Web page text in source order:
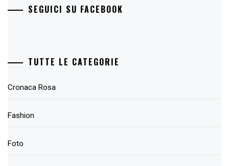
SEGUICI SU FACEBOOK
TUTTE LE CATEGORIE
Cronaca Rosa
Fashion
Foto